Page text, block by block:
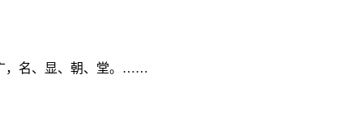
，名、显、朝、堂。……